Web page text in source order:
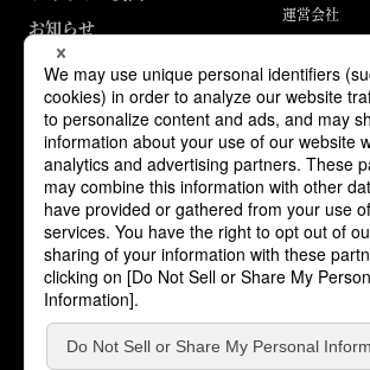
お知らせ
運営会社
ABJマークは、この電子書店・電子書籍配信サー
テンツ使用許諾を得た正規版配信サービスである
番号 第6091713号）です。詳しくは［ABJマーク
流通協議会］で検索してください。